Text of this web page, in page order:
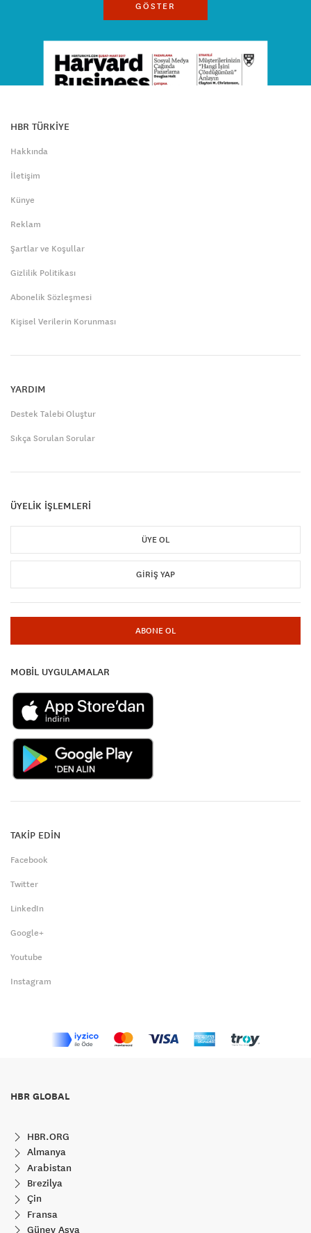
GÖSTER
HBR TÜRKİYE
Hakkında
İletişim
Künye
Reklam
Şartlar ve Koşullar
Gizlilik Politikası
Abonelik Sözleşmesi
Kişisel Verilerin Korunması
YARDIM
Destek Talebi Oluştur
Sıkça Sorulan Sorular
ÜYELİK İŞLEMLERİ
ÜYE OL
GIRIŞ YAP
ABONE OL
MOBİL UYGULAMALAR
TAKİP EDİN
Facebook
Twitter
LinkedIn
Google+
Youtube
Instagram
HBR GLOBAL
HBR.ORG
Almanya
Arabistan
Brezilya
Çin
Fransa
Güney Asya